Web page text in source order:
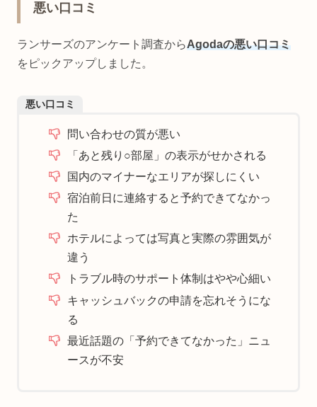
悪い口コミ
ランサーズのアンケート調査からAgodaの悪い口コミ
をピックアップしました。
悪い口コミ
問い合わせの質が悪い
「あと残り○部屋」の表示がせかされる
国内のマイナーなエリアが探しにくい
宿泊前日に連絡すると予約できてなかっ
た
ホテルによっては写真と実際の雰囲気が
違う
トラブル時のサポート体制はやや心細い
キャッシュバックの申請を忘れそうにな
る
最近話題の「予約できてなかった」ニュ
ースが不安